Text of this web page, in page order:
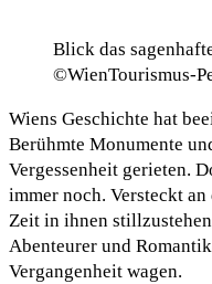
Blick das
©WienTourismus-
Wiens Geschichte hat
Berühmte Monumente
Vergessenheit gerieten.
immer noch. Versteckt
Zeit in ihnen
Abenteurer und
Vergangenheit wagen.